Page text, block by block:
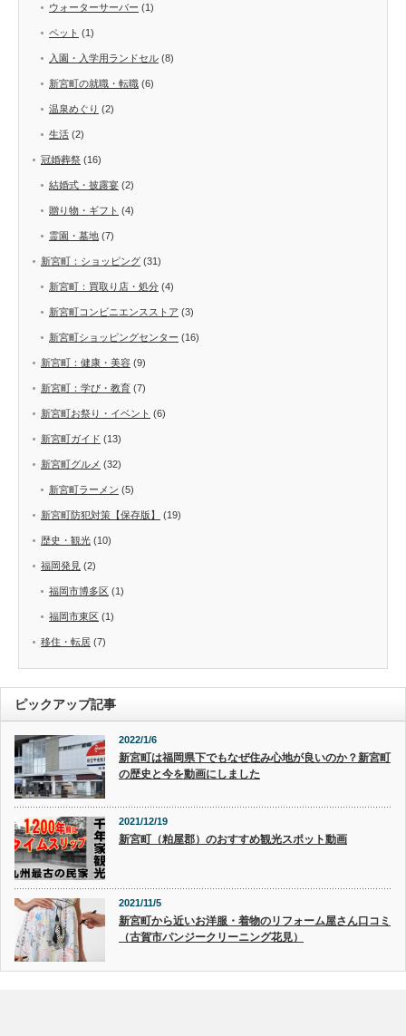
ウォーターサーバー (1)
ペット (1)
入園・入学用ランドセル (8)
新宮町の就職・転職 (6)
温泉めぐり (2)
生活 (2)
冠婚葬祭 (16)
結婚式・披露宴 (2)
贈り物・ギフト (4)
霊園・墓地 (7)
新宮町：ショッピング (31)
新宮町：買取り店・処分 (4)
新宮町コンビニエンスストア (3)
新宮町ショッピングセンター (16)
新宮町：健康・美容 (9)
新宮町：学び・教育 (7)
新宮町お祭り・イベント (6)
新宮町ガイド (13)
新宮町グルメ (32)
新宮町ラーメン (5)
新宮町防犯対策【保存版】 (19)
歴史・観光 (10)
福岡発見 (2)
福岡市博多区 (1)
福岡市東区 (1)
移住・転居 (7)
ピックアップ記事
2022/1/6
新宮町は福岡県下でもなぜ住み心地が良いのか？新宮町
の歴史と今を動画にしました
2021/12/19
新宮町（粕屋郡）のおすすめ観光スポット動画
2021/11/5
新宮町から近いお洋服・着物のリフォーム屋さん口コミ
（古賀市パンジークリーニング花見）